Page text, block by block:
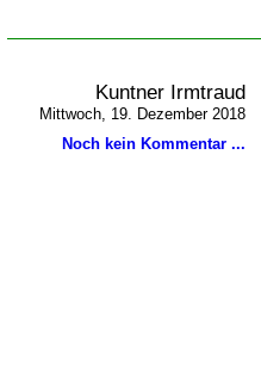
Kuntner Irmtraud
Mittwoch, 19. Dezember 2018
Noch kein Kommentar ...